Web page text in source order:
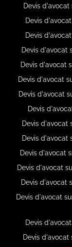
Devis
Devis
Devis
Devis d'avocat
Devis d'avocat
Devis d'avocat
Devis d'avocat
Devis
Devis d'avocat
Devis d'avocat
Devis d'avocat
Devis d'avocat
Devis d'avocat
Devis d'avocat
Devis
Devis